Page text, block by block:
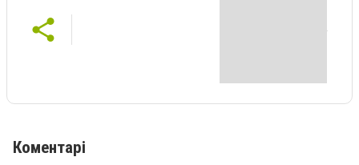
Коментарі